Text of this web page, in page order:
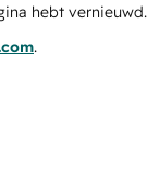
hebt vernieuwd.
.